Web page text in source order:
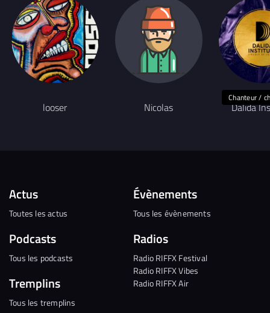
looser Nicolas
Chanteur /
Dalida
Actus
Toutes les actus
Podcasts
Tous les podcasts
Tremplins
Tous les tremplins
Évènements
Tous les évènements
Radios
Radio RIFFX Festival
Radio RIFFX Vibes
Radio RIFFX Air